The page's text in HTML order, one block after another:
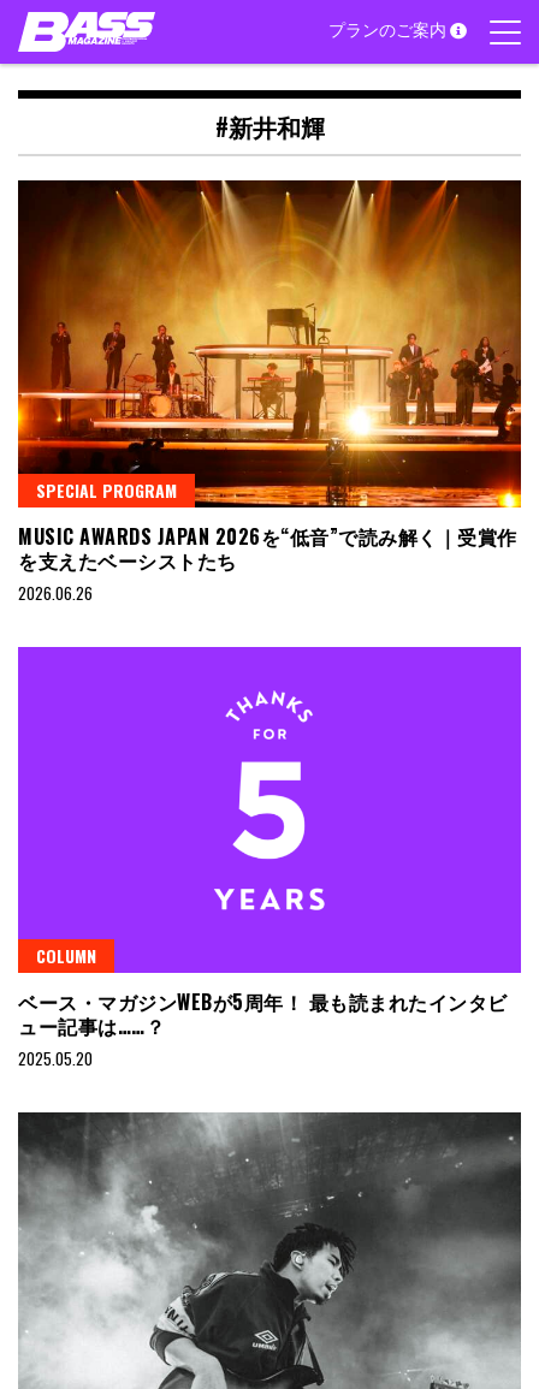
Skip
content
プランのご案内
#新井和輝
SPECIAL PROGRAM
MUSIC AWARDS JAPAN 2026を“低音”で読み解く｜受賞作
を支えたベーシストたち
2026.06.26
COLUMN
ベース・マガジンWEBが5周年！ 最も読まれたインタビ
ュー記事は……？
2025.05.20